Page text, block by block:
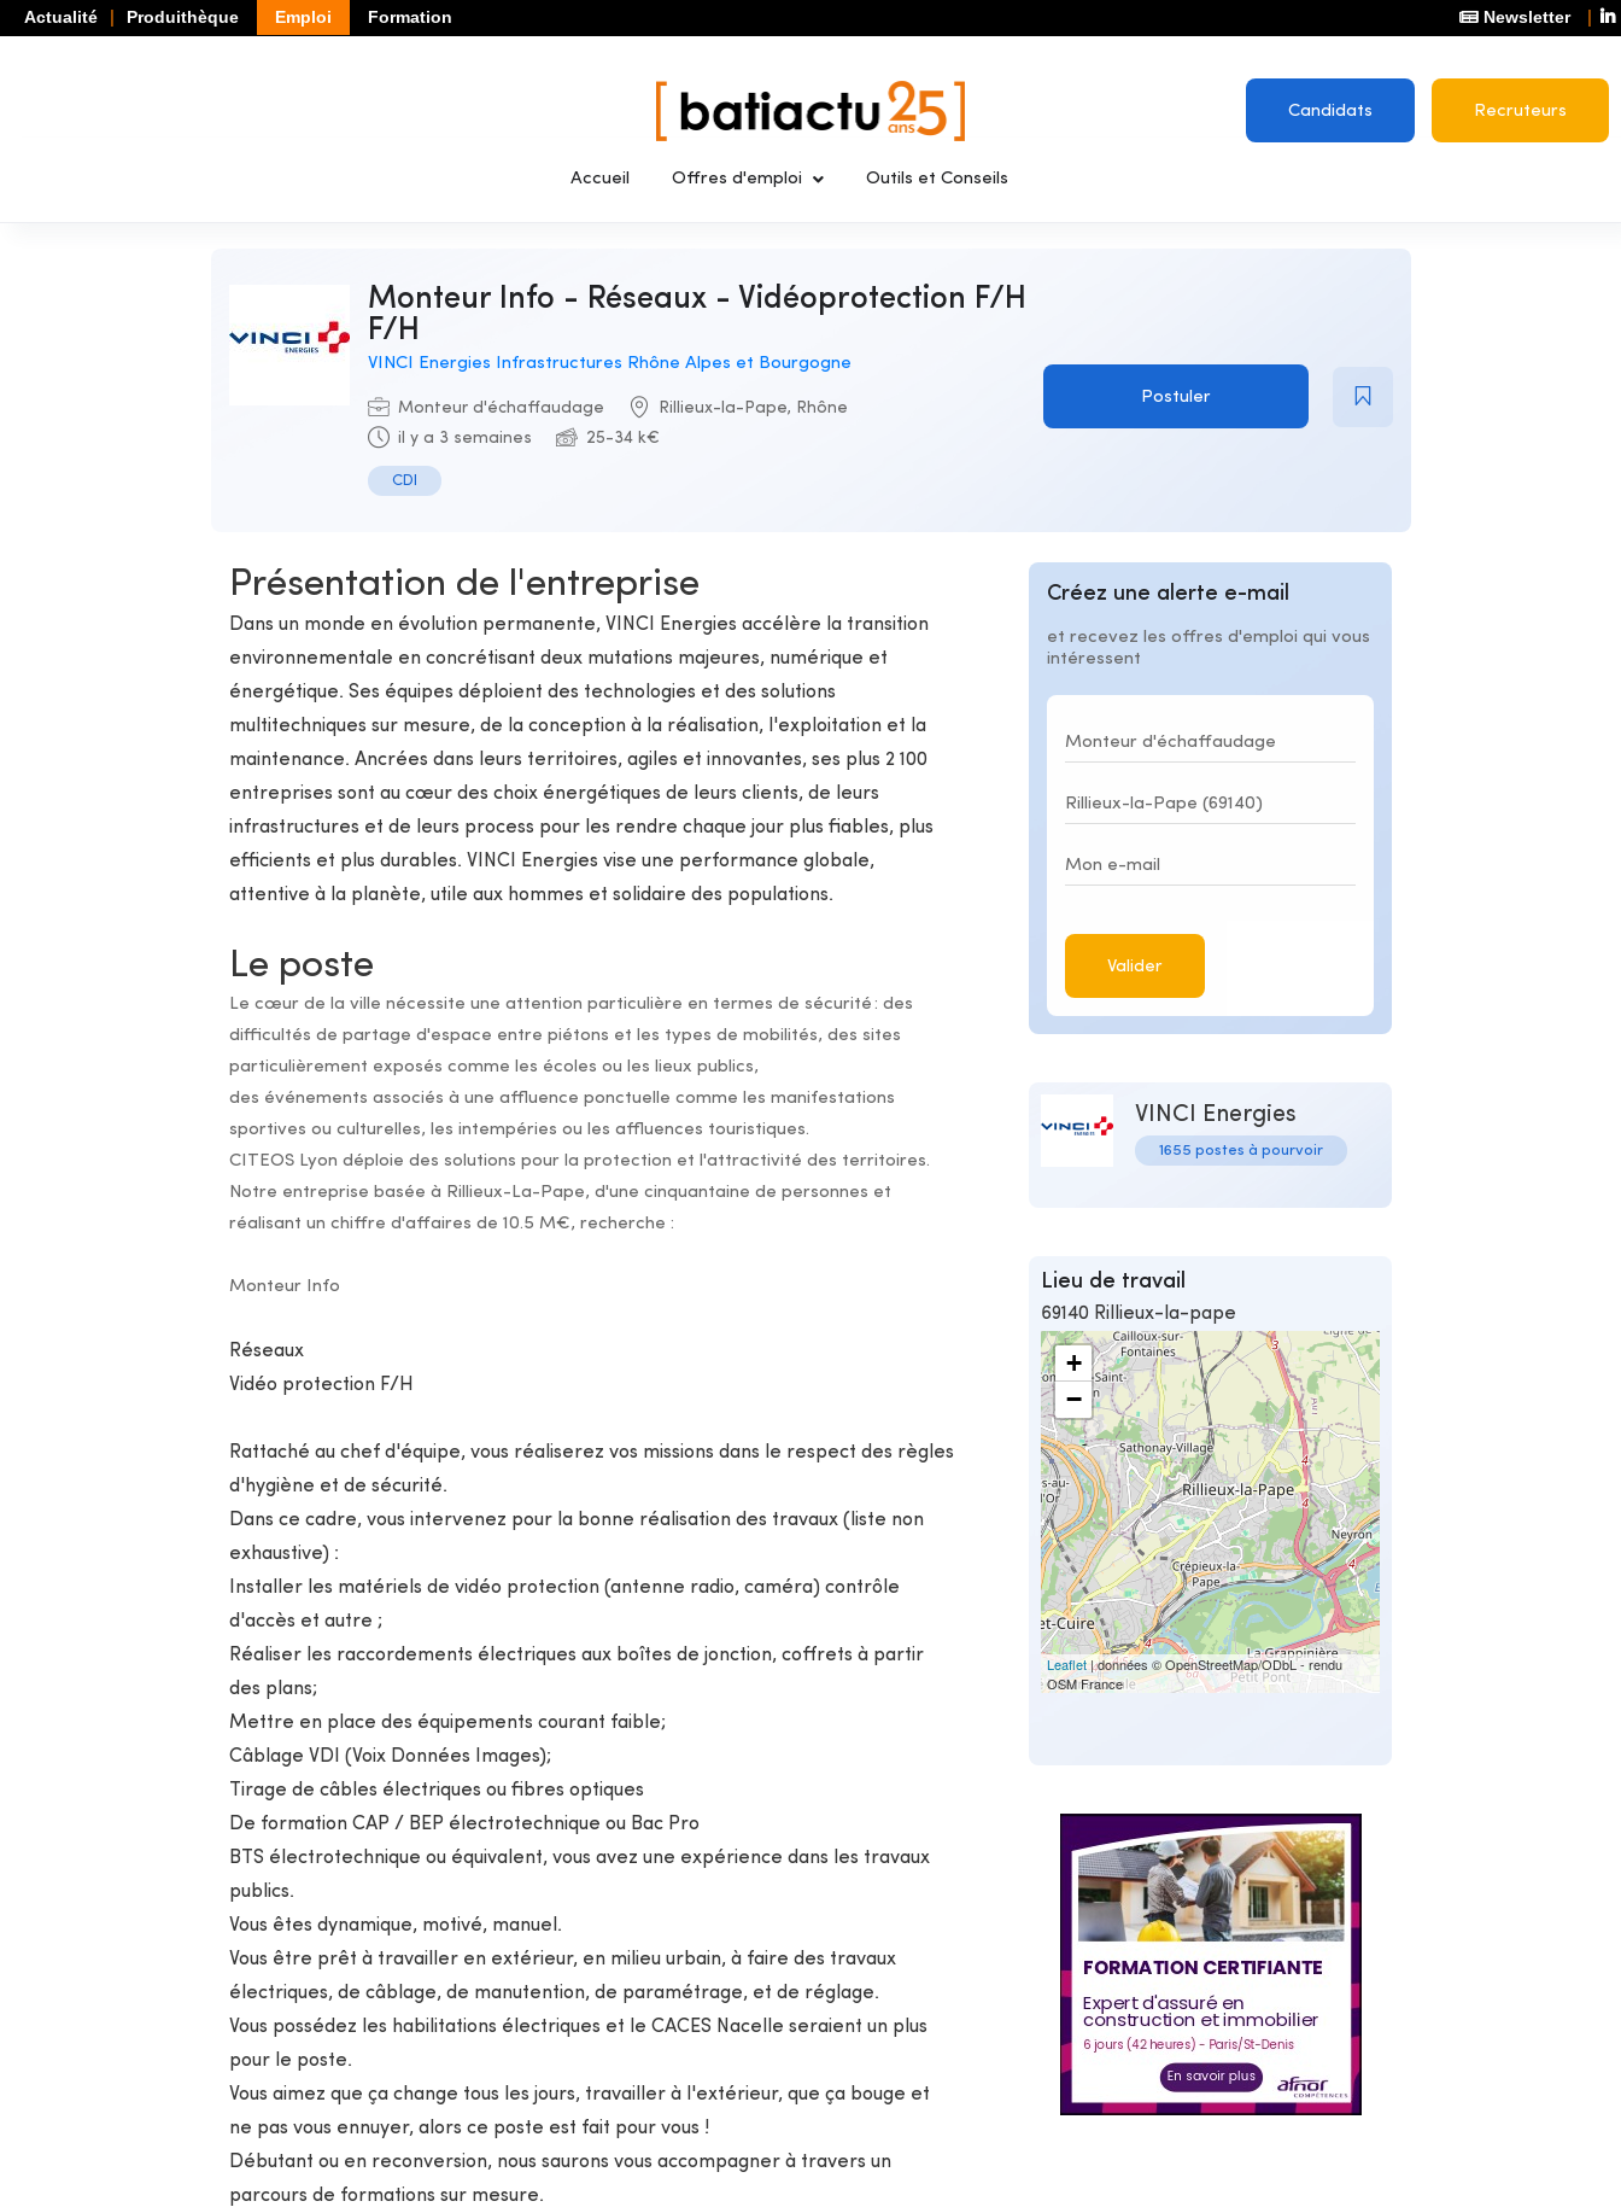
Actualité Produithèque Emploi Formation Newsletter
Candidats Recruteurs
Accueil Offres d'emploi Outils et Conseils
Monteur Info - Réseaux - Vidéoprotection F/H
F/H
VINCI Energies Infrastructures Rhône Alpes et Bourgogne
Monteur d'échaffaudage
Rillieux-la-Pape, Rhône
il y a 3 semaines
25-34 k€
CDI
Postuler
Présentation de l'entreprise
Dans un monde en évolution permanente, VINCI Energies accélère la transition
environnementale en concrétisant deux mutations majeures, numérique et
énergétique. Ses équipes déploient des technologies et des solutions
multitechniques sur mesure, de la conception à la réalisation, l'exploitation et la
maintenance. Ancrées dans leurs territoires, agiles et innovantes, ses plus 2 100
entreprises sont au cœur des choix énergétiques de leurs clients, de leurs
infrastructures et de leurs process pour les rendre chaque jour plus fiables, plus
efficients et plus durables. VINCI Energies vise une performance globale,
attentive à la planète, utile aux hommes et solidaire des populations.
Le poste
Le cœur de la ville nécessite une attention particulière en termes de sécurité : des
difficultés de partage d'espace entre piétons et les types de mobilités, des sites
particulièrement exposés comme les écoles ou les lieux publics,
des événements associés à une affluence ponctuelle comme les manifestations
sportives ou culturelles, les intempéries ou les affluences touristiques.
CITEOS Lyon déploie des solutions pour la protection et l'attractivité des territoires.
Notre entreprise basée à Rillieux-La-Pape, d'une cinquantaine de personnes et
réalisant un chiffre d'affaires de 10.5 M€, recherche :
Monteur Info
Réseaux
Vidéo protection F/H
Rattaché au chef d'équipe, vous réaliserez vos missions dans le respect des règles
d'hygiène et de sécurité.
Dans ce cadre, vous intervenez pour la bonne réalisation des travaux (liste non
exhaustive) :
Installer les matériels de vidéo protection (antenne radio, caméra) contrôle
d'accès et autre ;
Réaliser les raccordements électriques aux boîtes de jonction, coffrets à partir
des plans;
Mettre en place des équipements courant faible;
Câblage VDI (Voix Données Images);
Tirage de câbles électriques ou fibres optiques
De formation CAP / BEP électrotechnique ou Bac Pro
BTS électrotechnique ou équivalent, vous avez une expérience dans les travaux
publics.
Vous êtes dynamique, motivé, manuel.
Vous être prêt à travailler en extérieur, en milieu urbain, à faire des travaux
électriques, de câblage, de manutention, de paramétrage, et de réglage.
Vous possédez les habilitations électriques et le CACES Nacelle seraient un plus
pour le poste.
Vous aimez que ça change tous les jours, travailler à l'extérieur, que ça bouge et
ne pas vous ennuyer, alors ce poste est fait pour vous !
Débutant ou en reconversion, nous saurons vous accompagner à travers un
parcours de formations sur mesure.
Créez une alerte e-mail
et recevez les offres d'emploi qui vous
intéressent
Valider
VINCI Energies
1655 postes à pourvoir
Lieu de travail
69140 Rillieux-la-pape
+
−
Leaflet| données © OpenStreetMap/ODbL - rendu
OSM France